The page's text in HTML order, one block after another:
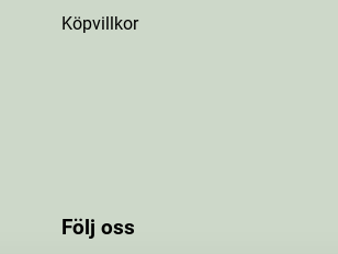
Köpvillkor
Följ oss